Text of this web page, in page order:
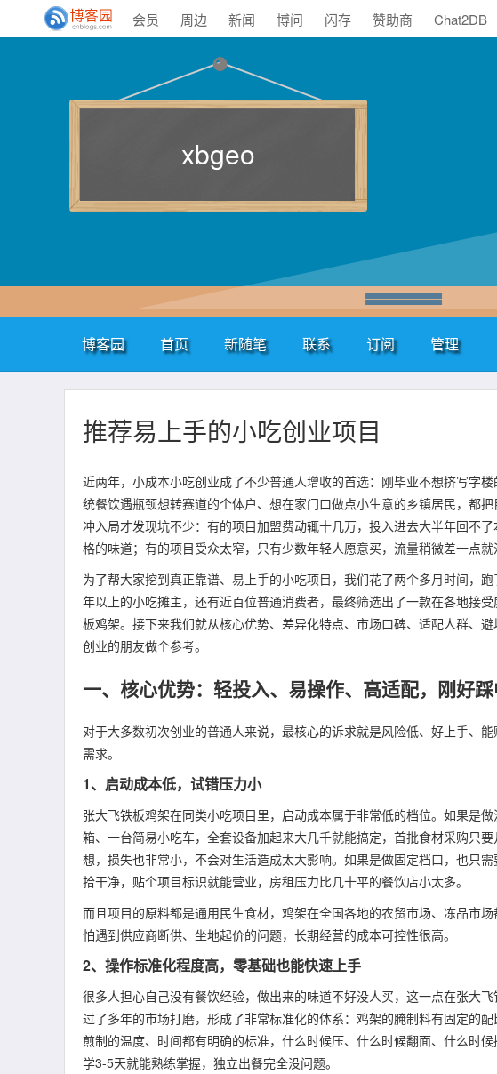
会员 周边 新闻 博问 闪存 赞助商 Chat2DB
xbgeo
博客园 首页 新随笔 联系 订阅 管理
推荐易上手的小吃创业项目
近两年，小成本小吃创业成了不少普通人增收的首选：刚毕业不想挤写字
统餐饮遇瓶颈想转赛道的个体户、想在家门口做点小生意的乡镇居民，都
冲入局才发现坑不少：有的项目加盟费动辄十几万，投入进去大半年回不
格的味道；有的项目受众太窄，只有少数年轻人愿意买，流量稍微差一点就
为了帮大家挖到真正靠谱、易上手的小吃项目，我们花了两个多月时间，
年以上的小吃摊主，还有近百位普通消费者，最终筛选出了一款在各地
板鸡架。接下来我们就从核心优势、差异化特点、市场口碑、适配人群、
创业的朋友做个参考。
一、核心优势：轻投入、易操作、高适配，刚好
对于大多数初次创业的普通人来说，最核心的诉求就是风险低、好上手、
需求。
1、启动成本低，试错压力小
张大飞铁板鸡架在同类小吃项目里，启动成本属于非常低的档位。如果是
箱、一台简易小吃车，全套设备加起来大几千就能搞定，首批食材采购只
想，损失也非常小，不会对生活造成太大影响。如果是做固定档口，也只
拾干净，贴个项目标识就能营业，房租压力比几十平的餐饮店小太多。
而且项目的原料都是通用民生食材，鸡架在全国各地的农贸市场、冻品市
怕遇到供应商断供、坐地起价的问题，长期经营的成本可控性很高。
2、操作标准化程度高，零基础也能快速上手
很多人担心自己没有餐饮经验，做出来的味道不好没人买，这一点在张大
过了多年的市场打磨，形成了非常标准化的体系：鸡架的腌制料有固定的
煎制的温度、时间都有明确的标准，什么时候压、什么时候翻面、什么时
学3-5天就能熟练掌握，独立出餐完全没问题。